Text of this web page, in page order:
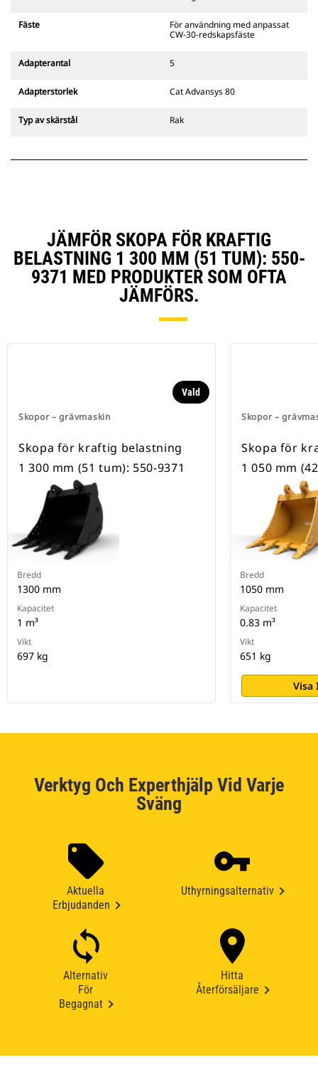
311–352 och alla hjulburna
dikesbredd finns även tillgängliga.
det CW-anpassade redskapsfästet
redskapsfästets gångjärn. CW-
redskapen.
Fäste
För användning med anpassat
CW-30-redskapsfäste
Adapterantal 5
Adapterstorlek Cat Advansys 80
Typ av skärstål Rak
JÄMFÖR SKOPA FÖR KRAFTIG
BELASTNING 1 300 MM (51 TUM): 550-
9371 MED PRODUKTER SOM OFTA
JÄMFÖRS.
Skopor – grävmaskin
Vald
Skopa för kraftig belastning
1 300 mm (51 tum): 550-9371
Bredd
1300 mm
Kapacitet
1 m³
Vikt
697 kg
Skopor –
Skopa för
1 050 mm
Bredd
1050 mm
Kapacitet
0.83 m³
Vikt
651 kg
Visa
Verktyg Och Experthjälp Vid Varje
Sväng
Aktuella
Erbjudanden
Uthyrningsalternativ
Alternativ
För
Begagnat
Hitta
Återförsäljare